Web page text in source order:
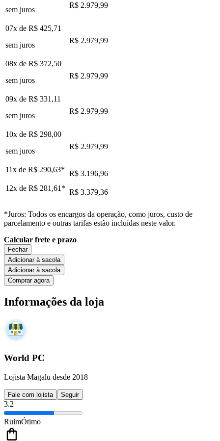
sem juros
R$ 2.979,99
07x de R$ 425,71
sem juros
R$ 2.979,99
08x de R$ 372,50
sem juros
R$ 2.979,99
09x de R$ 331,11
sem juros
R$ 2.979,99
10x de R$ 298,00
sem juros
R$ 2.979,99
11x de R$ 290,63* R$ 3.196,96
12x de R$ 281,61 * R$ 3.379,36
*Juros: Todos os encargos da operação, como juros, custo de
parcelamento e outras tarifas estão incluídas neste valor.
Calcular frete e prazo
Fechar
Adicionar à sacola
Adicionar à sacola
Comprar agora
Informações da loja
World PC
Lojista Magalu desde 2018
Fale com lojista Seguir
3.2
RuimÓtimo